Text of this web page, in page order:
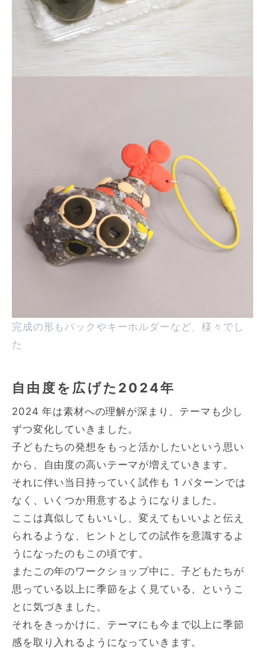
完成の形もパックやキーホルダーなど、様々でし
た
自由度を広げた2024年
2024 年は素材への理解が深まり、テーマも少し
ずつ変化していきました。
子どもたちの発想をもっと活かしたいという思い
から、自由度の高いテーマが増えていきます。
それに伴い当日持っていく試作も 1 パターンでは
なく、いくつか用意するようになりました。
ここは真似してもいいし、変えてもいいよと伝え
られるような、ヒントとしての試作を意識するよ
うになったのもこの頃です。
またこの年のワークショップ中に、子どもたちが
思っている以上に季節をよく見ている、というこ
とに気づきました。
それをきっかけに、テーマにも今まで以上に季節
感を取り入れるようになっていきます。